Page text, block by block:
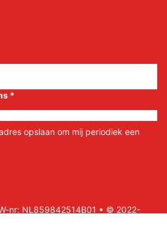
*
opslaan om mij periodiek een
nr: NL859842514B01 • © 2022-